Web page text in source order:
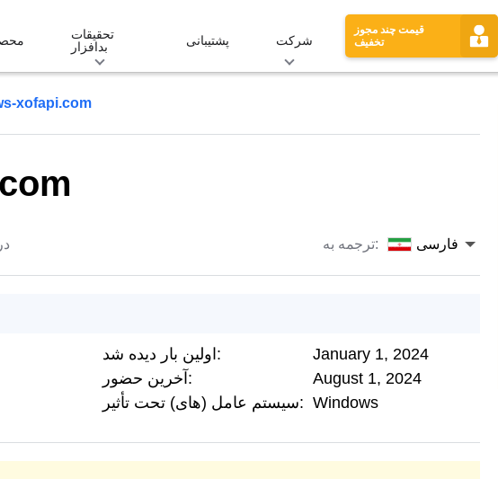
تحقیقات
بدافزار
پشتیبانی شرکت
قیمت چند مجوز
تخفیف
xofapi.com
در ترجمه به: فارسی
اولین بار دیده شد:
January 1, 2024
آخرین حضور:
August 1, 2024
سیستم عامل (های) تحت تأثیر: Windows